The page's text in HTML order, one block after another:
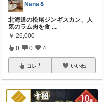
Nana🌷
北海道の松尾ジンギスカン、人
気のラム肉を食 ...
￥ 26,000
0 0 4
コレ いいね